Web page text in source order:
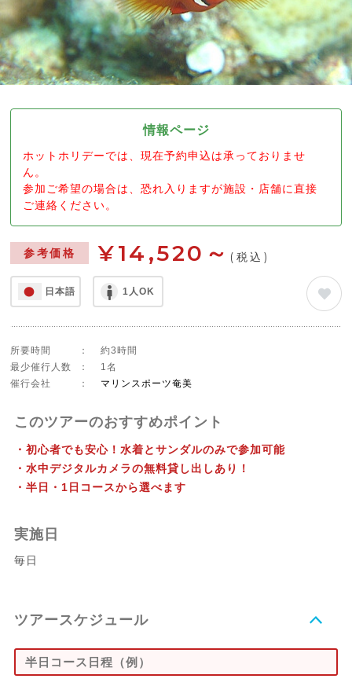
情報ページ
ホットホリデーでは、現在予約申込は承っておりませ
ん。
参加ご希望の場合は、恐れ入りますが施設・店舗に直接
ご連絡ください。
参考価格 ¥14,520～ (税込)
日本語 1人OK
所要時間 ：
約3時間
最少催行人数
：
1名
催行会社
： マリンスポーツ奄美
このツアーのおすすめポイント
・初心者でも安心！水着とサンダルのみで参加可能
・水中デジタルカメラの無料貸し出しあり！
・半日・1日コースから選べます
実施日
毎日
ツアースケジュール
半日コース日程（例）